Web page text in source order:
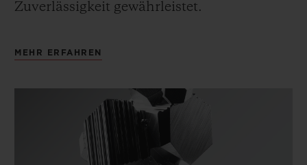
Zuverlässigkeit gewährleistet.
MEHR ERFAHREN